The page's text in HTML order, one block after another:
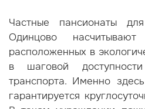
Частные пансионаты
Одинцово
расположенных в
в шаговой
транспорта. Именно
гарантируется